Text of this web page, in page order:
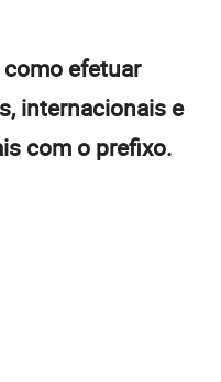
efetuar
internacionais e
com o prefixo.